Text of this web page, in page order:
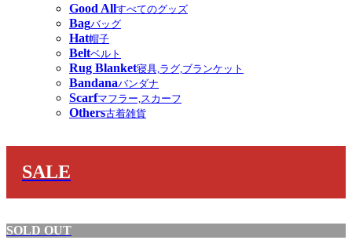
Good Allすべてのグッズ
Bagバッグ
Hat帽子
Beltベルト
Rug Blanket寝具,ラグ,ブランケット
Bandanaバンダナ
Scarfマフラー,スカーフ
Others古着雑貨
SALE
SOLD OUT